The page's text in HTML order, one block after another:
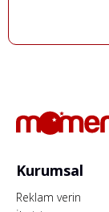
Kurumsal
Reklam verin